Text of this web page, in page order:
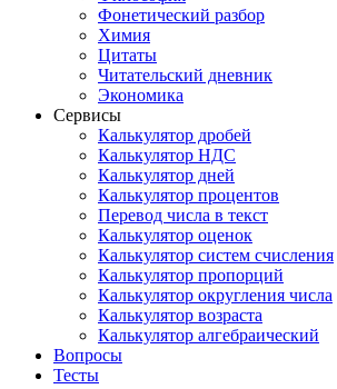
Фонетический разбор
Химия
Цитаты
Читательский дневник
Экономика
Сервисы
Калькулятор дробей
Калькулятор НДС
Калькулятор дней
Калькулятор процентов
Перевод числа в текст
Калькулятор оценок
Калькулятор систем счисления
Калькулятор пропорций
Калькулятор округления числа
Калькулятор возраста
Калькулятор алгебраический
Вопросы
Тесты